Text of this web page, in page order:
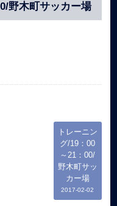
野木町サッカー場
トレーニン
グ/19：00
～21：00/
野木町サッ
カー場
2017-02-02